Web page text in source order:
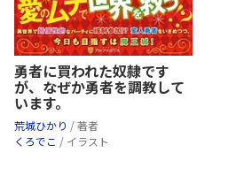
勇者に買われた奴隷です
が、なぜか勇者を調教して
います。
荒城ひかり / 著者
くろでこ / イラスト